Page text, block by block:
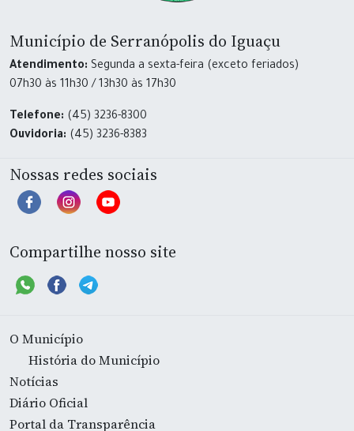
Município de Serranópolis do Iguaçu
Atendimento: Segunda a sexta-feira (exceto feriados)
07h30 às 11h30 / 13h30 às 17h30
Telefone: (45) 3236-8300
Ouvidoria: (45) 3236-8383
Nossas redes sociais
Compartilhe nosso site
O Município
História do Município
Notícias
Diário Oficial
Portal da Transparência